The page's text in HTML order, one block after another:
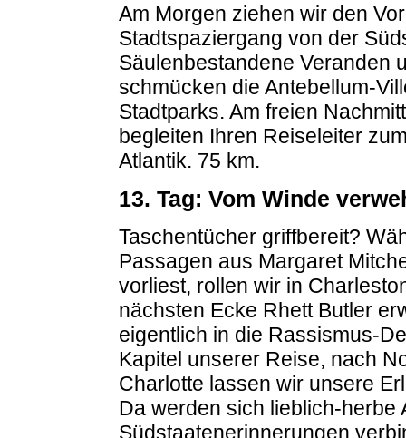
Am Morgen ziehen wir den
Stadtspaziergang von der
Säulenbestandene Veranden
schmücken die Antebellum-
Stadtparks. Am freien
begleiten Ihren Reiseleiter
Atlantik. 75 km.
13. Tag: Vom Winde
Taschentücher griffbereit?
Passagen aus Margaret
vorliest, rollen wir in
nächsten Ecke Rhett Butler
eigentlich in die Rassismus-
Kapitel unserer Reise, nach
Charlotte lassen wir unsere
Da werden sich lieblich-herbe
Südstaatenerinnerungen